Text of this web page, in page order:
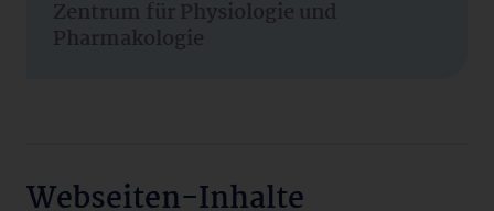
Zentrum für Physiologie und
Pharmakologie
Webseiten-Inhalte